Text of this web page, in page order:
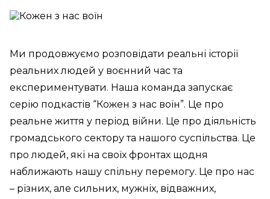
Ми продовжуємо розповідати реальні історії
реальних людей у воєнний час та
експериментувати. Наша команда запускає
серію подкастів “Кожен з нас воїн”. Це про
реальне життя у період війни. Це про діяльність
громадського сектору та нашого суспільства. Це
про людей, які на своїх фронтах щодня
наближають нашу спільну перемогу. Це про нас
– різних, але сильних, мужніх, відважних,